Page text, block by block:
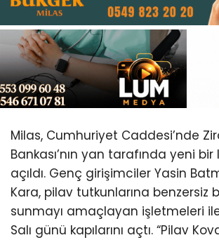
Milas, Cumhuriyet Caddesi’nde
Bankası’nın yan tarafında yeni bir
açıldı. Genç girişimciler Yasin
Kara, pilav tutkunlarına benzersiz
sunmayı amaçlayan işletmeleri
Salı günü kapılarını açtı. “Pilav